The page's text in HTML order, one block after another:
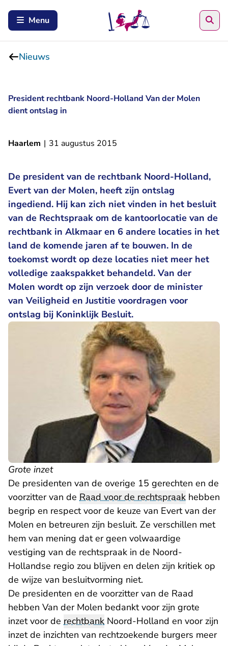
Menu
Nieuws
President rechtbank Noord-Holland Van der Molen
dient ontslag in
Haarlem | 31 augustus 2015
De president van de rechtbank Noord-Holland,
Evert van der Molen, heeft zijn ontslag
ingediend. Hij kan zich niet vinden in het besluit
van de Rechtspraak om de kantoorlocatie van de
rechtbank in Alkmaar en 6 andere locaties in het
land de komende jaren af te bouwen. In de
toekomst wordt op deze locaties niet meer het
volledige zaakspakket behandeld. Van der
Molen wordt op zijn verzoek door de minister
van Veiligheid en Justitie voordragen voor
ontslag bij Koninklijk Besluit.
Grote inzet
De presidenten van de overige 15 gerechten en de
voorzitter van de Raad voor de rechtspraak hebben
begrip en respect voor de keuze van Evert van der
Molen en betreuren zijn besluit. Ze verschillen met
hem van mening dat er geen volwaardige
vestiging van de rechtspraak in de Noord-
Hollandse regio zou blijven en delen zijn kritiek op
de wijze van besluitvorming niet.
De presidenten en de voorzitter van de Raad
hebben Van der Molen bedankt voor zijn grote
inzet voor de rechtbank Noord-Holland en voor zijn
inzet de inzichten van rechtzoekende burgers meer